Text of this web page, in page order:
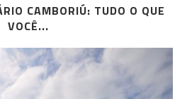
CAMBORIÚ: TUDO O QUE
VOCÊ...